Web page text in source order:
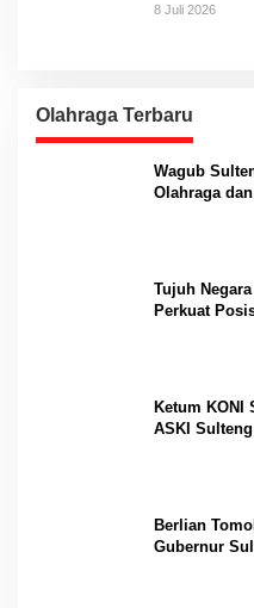
8 Juli 2026
Olahraga Terbaru
Wagub
Olahraga
Tujuh
Perkuat
Ketum KONI
ASKI
Berlian
Gubernur